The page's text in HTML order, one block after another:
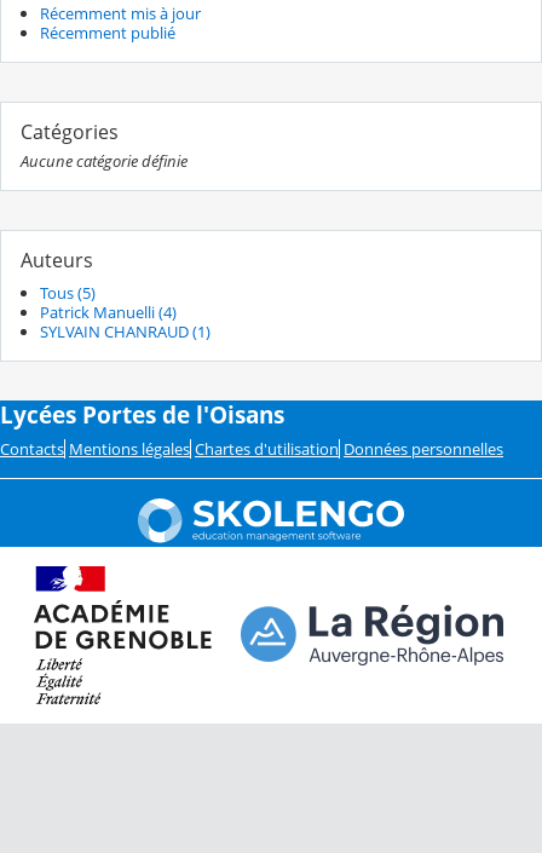
Récemment mis à jour
Récemment publié
Catégories
Aucune catégorie définie
Auteurs
Tous (5)
Patrick Manuelli (4)
SYLVAIN CHANRAUD (1)
Lycées Portes de l'Oisans
Contacts Mentions légales Chartes d'utilisation Données personnelles